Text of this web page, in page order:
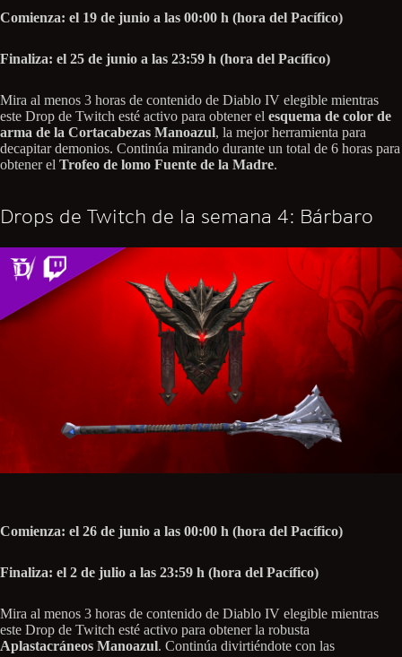
Comienza: el 19 de junio a las 00:00 h (hora del Pacífico)
Finaliza: el 25 de junio a las 23:59 h (hora del Pacífico)
Mira al menos 3 horas de contenido de Diablo IV elegible mientras
este Drop de Twitch esté activo para obtener el esquema de color de
arma de la Cortacabezas Manoazul, la mejor herramienta para
decapitar demonios. Continúa mirando durante un total de 6 horas para
obtener el Trofeo de lomo Fuente de la Madre.
Drops de Twitch de la semana 4: Bárbaro
Comienza: el 26 de junio a las 00:00 h (hora del Pacífico)
Finaliza: el 2 de julio a las 23:59 h (hora del Pacífico)
Mira al menos 3 horas de contenido de Diablo IV elegible mientras
este Drop de Twitch esté activo para obtener la robusta
Aplastacráneos Manoazul. Continúa divirtiéndote con las